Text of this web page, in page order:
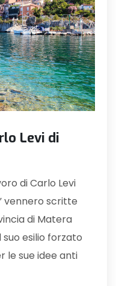
Levi di
di Carlo Levi
vennero scritte
di Matera
esilio forzato
le sue idee anti